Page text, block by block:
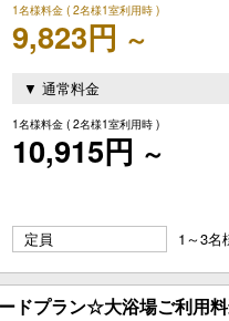
1名様料金 ( 2名様1室利用時 )
9,823円 ～
▼ 通常料金
1名様料金 ( 2名様1室利用時 )
10,915円 ～
定員
1～3名
ドプラン☆大浴場ご利用